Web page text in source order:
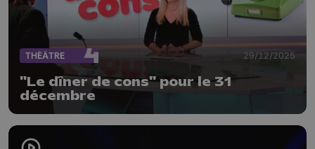
THÉÂTRE 29/12/2025
"Le dîner de cons" pour le 31
décembre